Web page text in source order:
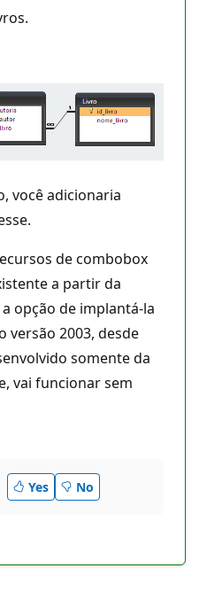
você adicionaria
de combobox
a partir da
opção de implantá-la
versão 2003, desde
somente da
vai funcionar sem
Yes No